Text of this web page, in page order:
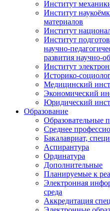
Институт
Институт
материалов
Институт
Институт
научно-
развития научно-
Институт
Историко-
Медицинский
Экономический
Юридический
Образование
Образовательные
Среднее
Бакалавриат,
Аспирантура
Ординатура
Дополнительные
Планируемые к
Электронная
среда
Аккредитация